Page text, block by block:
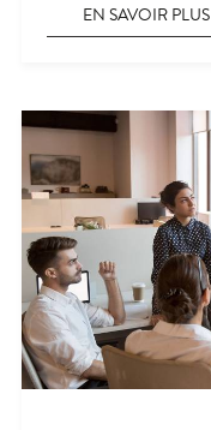
EN SAVOIR PLUS